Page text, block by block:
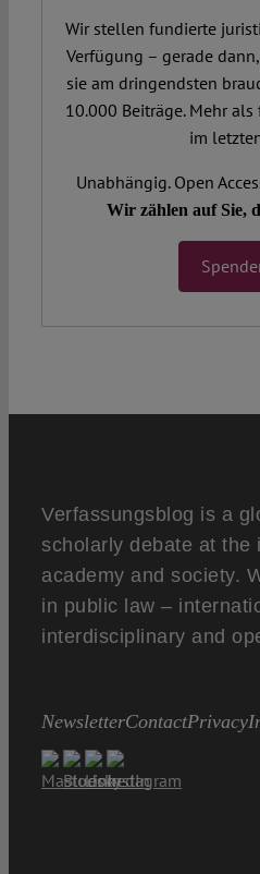
Wir stellen fundierte
Verfügung – gerade
sie am dringendsten
10.000 Beiträge. Mehr
im
Unabhängig. Open
Wir zählen auf Sie,
Verfassungsblog is a
scholarly debate at the
academy and society.
in public law –
interdisciplinary and
NewsletterContactPrivacy